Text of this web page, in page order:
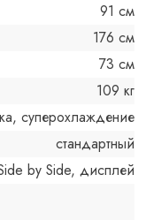
91 см
176 см
73 см
109 кг
суперохлаждение
стандартный
by Side, дисплей